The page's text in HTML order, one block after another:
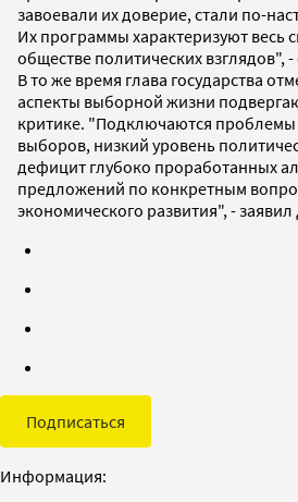
завоевали их доверие, стали по-
Их программы характеризуют весь
обществе политических взглядов",
В то же время глава государства
аспекты выборной жизни
критике. "Подключаются проблемы
выборов, низкий уровень
дефицит глубоко проработанных
предложений по конкретным
экономического развития", -
Подписаться
Информация: